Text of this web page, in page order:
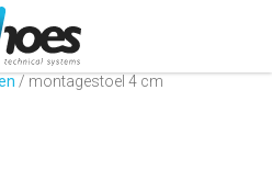
/ montagestoel 4 cm